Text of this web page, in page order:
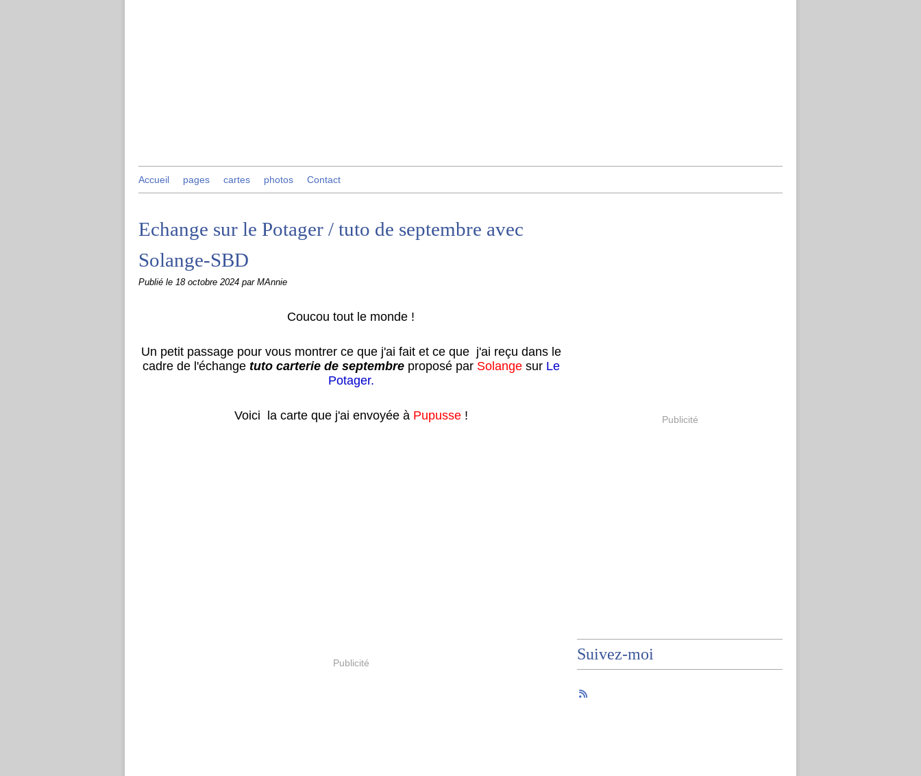
Accueil pages cartes photos Contact
Echange sur le Potager / tuto de septembre avec
Solange-SBD
Publié le 18 octobre 2024 par MAnnie
Coucou tout le monde !
Un petit passage pour vous montrer ce que j'ai fait et ce que j'ai reçu dans le
cadre de l'échangetuto carterie de septembre proposé par Solange sur Le
Potager.
Voici la carte que j'ai envoyée à Pupusse !
Publicité
Publicité
Suivez-moi